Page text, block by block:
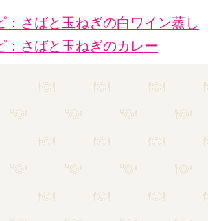
：さばと玉ねぎの白ワイン蒸し
：さばと玉ねぎのカレー